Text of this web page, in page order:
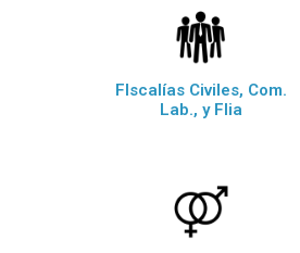
FIscalías Civiles, Com.
Lab., y Flia